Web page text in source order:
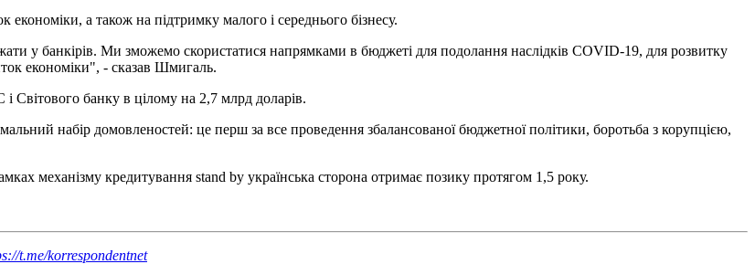
а також на підтримку малого і середнього бізнесу.
у банкірів. Ми зможемо скористатися напрямками в бюджеті для подолання наслідків COVID-19, для розвитку
економіки", - сказав Шмигаль.
банку в цілому на 2,7 млрд доларів.
набір домовленостей: це перш за все проведення збалансованої бюджетної політики, боротьба з корупцією,
механізму кредитування stand by українська сторона отримає позику протягом 1,5 року.
t.me/korrespondentnet